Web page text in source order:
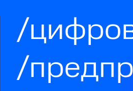
/
/